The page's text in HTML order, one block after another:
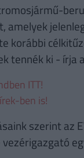
korábbi
tennék ki - írja a
ITT!
ben is!
szerint az